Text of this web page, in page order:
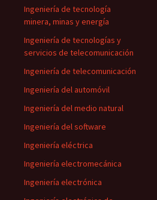
Ingeniería de tecnología
minera, minas y energía
Ingeniería de tecnologías y
servicios de telecomunicación
Ingeniería de telecomunicación
Ingeniería del automóvil
Ingeniería del medio natural
Ingeniería del software
Ingeniería eléctrica
Ingeniería electromecánica
Ingeniería electrónica